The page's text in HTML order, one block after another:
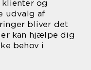
klienter og
udvalg af
bliver det
kan hjælpe dig
behov i